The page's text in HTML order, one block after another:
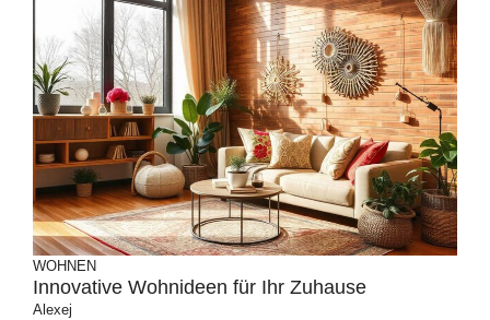
WOHNEN
Innovative Wohnideen für Ihr Zuhause
Alexej